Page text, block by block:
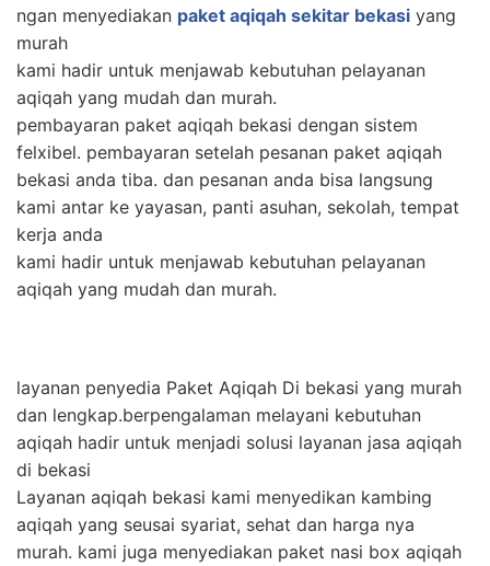
ngan menyediakan paket aqiqah sekitar bekasi yang
murah
kami hadir untuk menjawab kebutuhan pelayanan
aqiqah yang mudah dan murah.
pembayaran paket aqiqah bekasi dengan sistem
felxibel. pembayaran setelah pesanan paket aqiqah
bekasi anda tiba. dan pesanan anda bisa langsung
kami antar ke yayasan, panti asuhan, sekolah, tempat
kerja anda
kami hadir untuk menjawab kebutuhan pelayanan
aqiqah yang mudah dan murah.
layanan penyedia Paket Aqiqah Di bekasi yang murah
dan lengkap.berpengalaman melayani kebutuhan
aqiqah hadir untuk menjadi solusi layanan jasa aqiqah
di bekasi
Layanan aqiqah bekasi kami menyedikan kambing
aqiqah yang seusai syariat, sehat dan harga nya
murah. kami juga menyediakan paket nasi box aqiqah